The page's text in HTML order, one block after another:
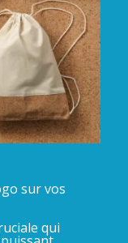
sur vos
qui